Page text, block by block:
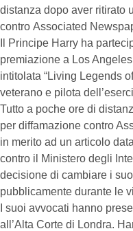
distanza dopo aver ritirato
contro Associated
Il Principe Harry ha
premiazione a Los
intitolata “Living Legends
veterano e pilota
Tutto a poche ore di
per diffamazione contro
in merito ad un articolo
contro il Ministero degli
decisione di cambiare i
pubblicamente durante le
I suoi avvocati hanno
all’Alta Corte di Londra.